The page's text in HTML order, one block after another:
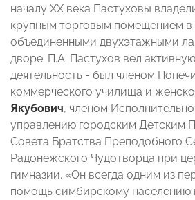
началу ХХ века Пастуховы
крупным торговым помещением в
объединенными двухэтажными
дворе. П.А. Пастухов вел
деятельность - был членом
коммерческого училища и
Якубович, членом
управлению городским Детским
Совета Братства Преподобного
Радонежского Чудотворца при
гимназии. «Он всегда одним из
помощь симбирскому населению